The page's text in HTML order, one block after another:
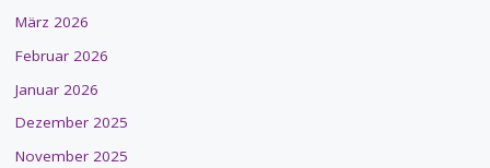
März 2026
Februar 2026
Januar 2026
Dezember 2025
November 2025